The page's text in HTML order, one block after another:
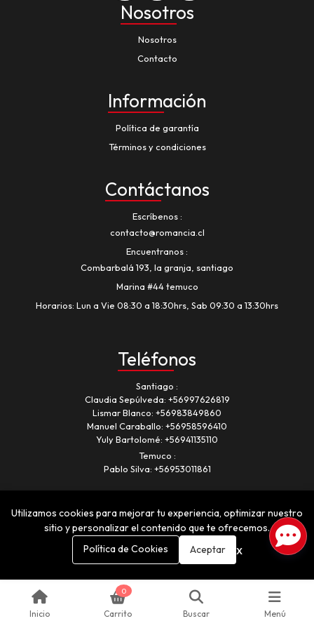
Nosotros
Nosotros
Contacto
Información
Política de garantía
Términos y condiciones
Contáctanos
Escríbenos
contacto@romancia.cl
Encuentranos
Combarbalá 193, la granja, santiago
Marina #44 temuco
Horarios: Lun a Vie 08:30 a 18:30hrs, Sab 09:30 a 13:30hrs
Teléfonos
Santiago
Claudia Sepúlveda: +56997626819
Lismar Blanco: +56983849860
Manuel Caraballo: +56958596410
Yuly Bartolomé: +56941135110
Temuco
Pablo Silva: +56953011861
Romancia © 2026¿Te gusta mi tienda? Yo vendo con
Inicio
0
Carrito Buscar Menú
Utilizamos cookies para mejorar tu experiencia, optimizar nuestro
sitio y personalizar el contenido que te ofrecemos.
Política de Cookies
Aceptar x